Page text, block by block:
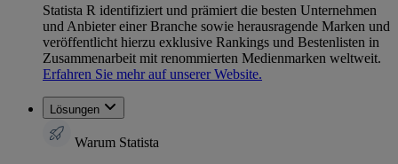
Statista R identifiziert und prämiert die besten Unternehmen
und Anbieter einer Branche sowie herausragende Marken und
veröffentlicht hierzu exklusive Rankings und Bestenlisten in
Zusammenarbeit mit renommierten Medienmarken weltweit.
Erfahren Sie mehr auf unserer Website.
Lösungen
Warum Statista